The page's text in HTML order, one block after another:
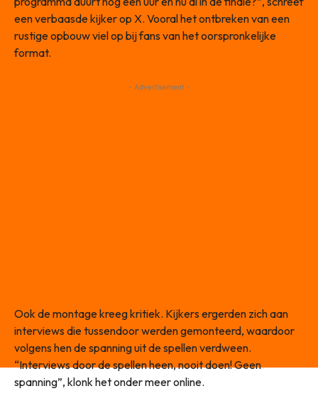
een verbaasde kijker op X. Vooral het ontbreken van een
rustige opbouw viel op bij fans van het oorspronkelijke
format.
- Advertisement -
Ook de montage kreeg kritiek. Kijkers ergerden zich aan
interviews die tussendoor werden gemonteerd, waardoor
volgens hen de spanning uit de spellen verdween.
“Interviews door de spellen heen, nooit doen! Geen
spanning”, klonk het onder meer online.